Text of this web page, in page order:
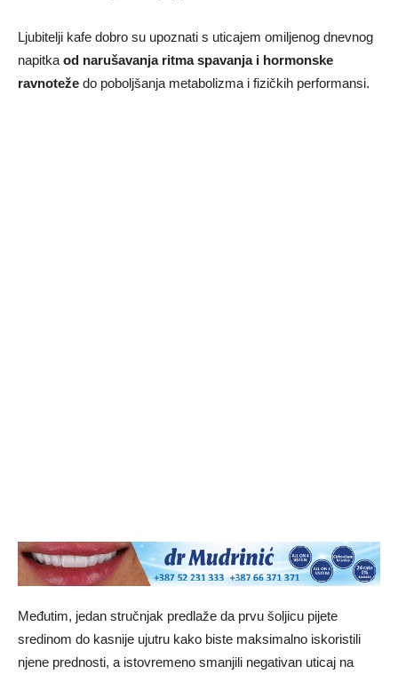
Ljubitelji kafe dobro su upoznati s uticajem omiljenog dnevnog
napitka od narušavanja ritma spavanja i hormonske
ravnoteže do poboljšanja metabolizma i fizičkih performansi.
Međutim, jedan stručnjak predlaže da prvu šoljicu pijete
sredinom do kasnije ujutru kako biste maksimalno iskoristili
njene prednosti, a istovremeno smanjili negativan uticaj na